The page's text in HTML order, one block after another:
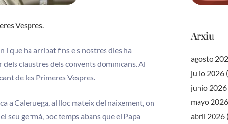
Vespres.
i que ha arribat fins els nostres dies ha
claustres dels convents dominicans. Al
de les Primeres Vespres.
a Caleruega, al lloc mateix del naixement, on
seu germà, poc temps abans que el Papa
Arxiu
agosto
julio 2026
junio 2026
mayo 2026
abril 2026